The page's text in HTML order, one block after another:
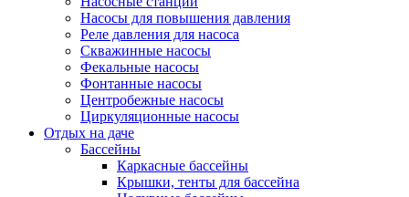
Насосы для повышения давления
Реле давления для насоса
Скважинные насосы
Фекальные насосы
Фонтанные насосы
Центробежные насосы
Циркуляционные насосы
Отдых на даче
Бассейны
Каркасные бассейны
Крышки, тенты для бассейна